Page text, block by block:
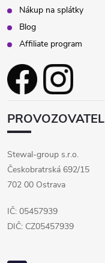
Nákup na splátky
Blog
Affiliate program
PROVOZOVATEL
Stewal-group s.r.o.
Českobratrská 692/15
702 00 Ostrava
IČ: 05457939
DIČ: CZ05457939